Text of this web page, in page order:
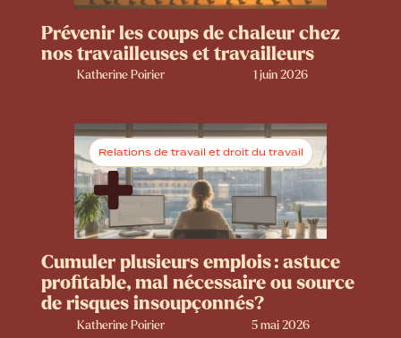
Prévenir les coups de chaleur chez
nos travailleuses et travailleurs
Katherine Poirier 1 juin 2026
Relations de travail et droit du travail
Cumuler plusieurs emplois : astuce
profitable, mal nécessaire ou source
de risques insoupçonnés?
Katherine Poirier 5 mai 2026